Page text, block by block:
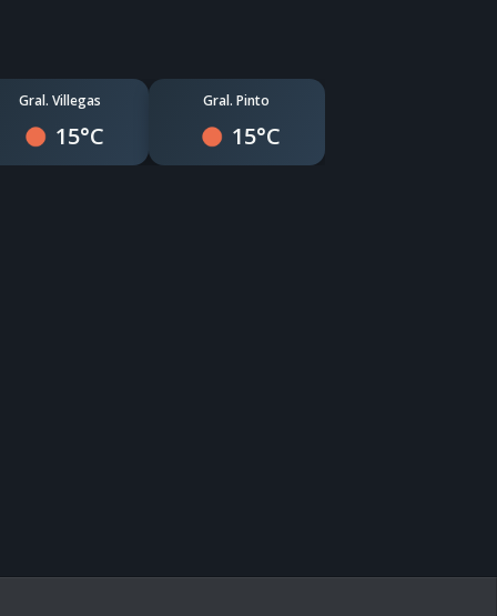
Gral. Villegas
15°C
Gral. Pinto
15°C